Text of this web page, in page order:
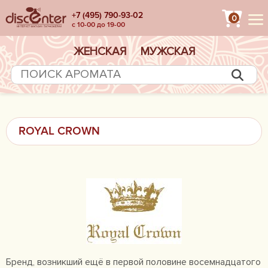
+7 (495) 790-93-02
с 10-00 до 19-00
0
ЖЕНСКАЯ МУЖСКАЯ
ROYAL CROWN
Бренд, возникший ещё в первой половине восемнадцатого